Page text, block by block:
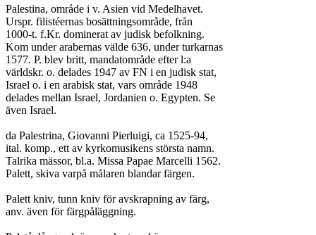
Palestina, område i v. Asien vid Medelhavet.
Urspr. filistéernas bosättningsområde, från
1000-t. f.Kr. dominerat av judisk befolkning.
Kom under arabernas välde 636, under turkarnas
1577. P. blev britt, mandatområde efter l:a
världskr. o. delades 1947 av FN i en judisk stat,
Israel o. i en arabisk stat, vars område 1948
delades mellan Israel, Jordanien o. Egypten. Se
även Israel.
da Palestrina, Giovanni Pierluigi, ca 1525-94,
ital. komp., ett av kyrkomusikens största namn.
Talrika mässor, bl.a. Missa Papae Marcelli 1562.
Palett, skiva varpå målaren blandar färgen.
Palett kniv, tunn kniv för avskrapning av färg,
anv. även för färgpåläggning.